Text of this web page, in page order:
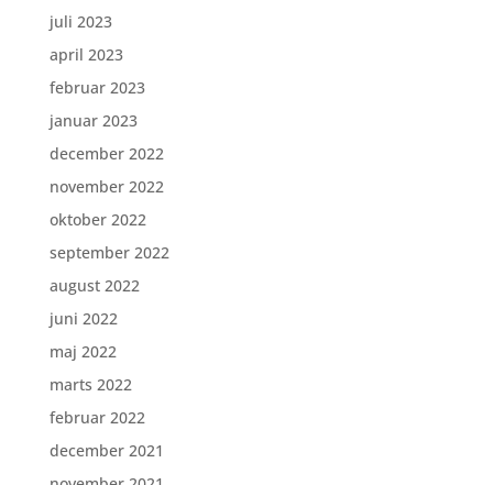
juli 2023
april 2023
februar 2023
januar 2023
december 2022
november 2022
oktober 2022
september 2022
august 2022
juni 2022
maj 2022
marts 2022
februar 2022
december 2021